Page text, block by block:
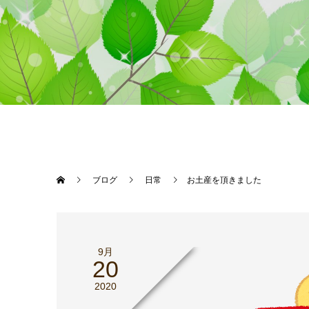
ブログ 日常 お土産を頂きました
9月
20
2020